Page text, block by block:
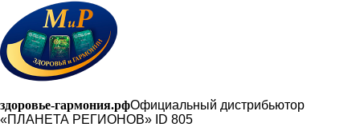
здоровье-гармония.рфОфициальный дистрибьютор
«ПЛАНЕТА РЕГИОНОВ» ID 805